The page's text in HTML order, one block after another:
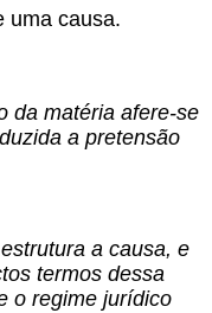
uma causa.
da matéria afere-se
a pretensão
a causa, e
termos dessa
o regime jurídico